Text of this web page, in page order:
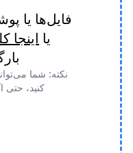
فایل‌ها یا
یا اینجا
نکته: شما
کنید، حتی